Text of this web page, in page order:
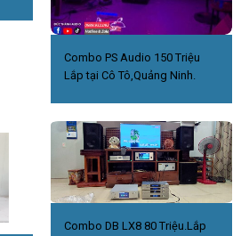
Combo PS Audio 150 Triệu
Lắp tại Cô Tô,Quảng Ninh.
Combo DB LX8 80 Triệu.Lắp